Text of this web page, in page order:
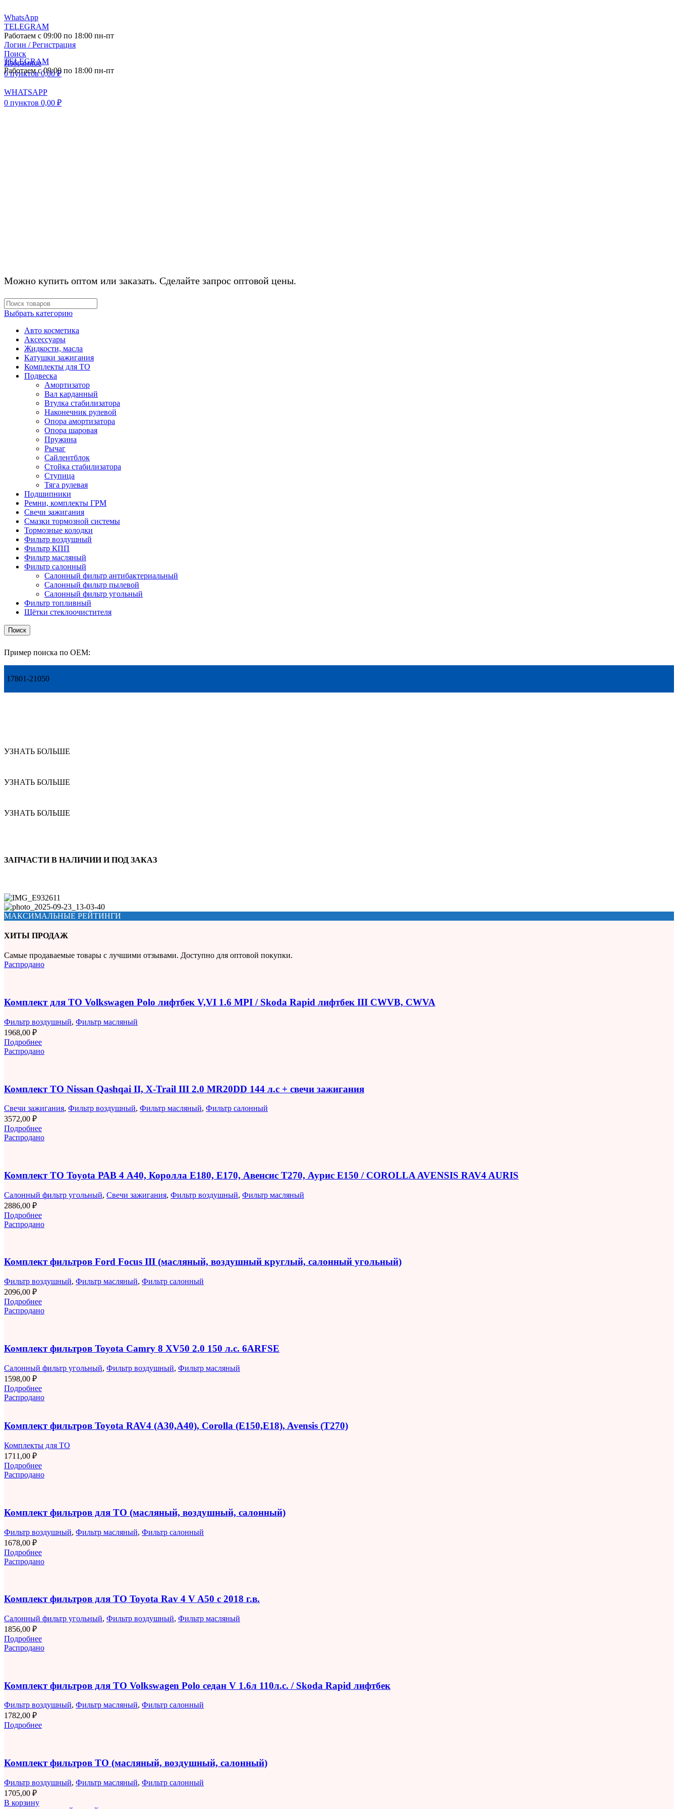
WhatsApp
TELEGRAM
Работаем с 09:00 по 18:00 пн-пт
Логин / Регистрация
Поиск
Избранное
0пунктов 0,00₽
WHATSAPP
0 пунктов 0,00 ₽
TELEGRAM
Работаем с 09:00 по 18:00 пн-пт
Можно купить оптом или заказать. Сделайте запрос оптовой цены.
Выбрать категорию
Авто косметика
Аксессуары
Жидкости, масла
Катушки зажигания
Комплекты для ТО
Подвеска
Амортизатор
Вал карданный
Втулка стабилизатора
Наконечник рулевой
Опора амортизатора
Опора шаровая
Пружина
Рычаг
Сайлентблок
Стойка стабилизатора
Ступица
Тяга рулевая
Подшипники
Ремни, комплекты ГРМ
Свечи зажигания
Смазки тормозной системы
Тормозные колодки
Фильтр воздушный
Фильтр КПП
Фильтр масляный
Фильтр салонный
Салонный фильтр антибактериальный
Салонный фильтр пылевой
Салонный фильтр угольный
Фильтр топливный
Щётки стеклоочистителя
Поиск
Пример поиска по OEM:
17801-21050
УЗНАТЬ БОЛЬШЕ
УЗНАТЬ БОЛЬШЕ
УЗНАТЬ БОЛЬШЕ
ЗАПЧАСТИ В НАЛИЧИИ И ПОД ЗАКАЗ
МАКСИМАЛЬНЫЕ РЕЙТИНГИ
ХИТЫ ПРОДАЖ
Самые продаваемые товары с лучшими отзывами. Доступно для оптовой покупки.
Распродано
Комплект для ТО Volkswagen Polo лифтбек V,VI 1.6 MPI / Skoda Rapid лифтбек III CWVB, CWVA
Фильтр воздушный, Фильтр масляный
1968,00 ₽
Подробнее
Распродано
Комплект ТО Nissan Qashqai II, X-Trail III 2.0 MR20DD 144 л.с + свечи зажигания
Свечи зажигания, Фильтр воздушный, Фильтр масляный, Фильтр салонный
3572,00 ₽
Подробнее
Распродано
Комплект ТО Toyota РАВ 4 A40, Королла E180, E170, Авенсис T270, Аурис E150 / COROLLA AVENSIS RAV4 AURIS
Салонный фильтр угольный, Свечи зажигания, Фильтр воздушный, Фильтр масляный
2886,00 ₽
Подробнее
Распродано
Комплект фильтров Ford Focus III (масляный, воздушный круглый, салонный угольный)
Фильтр воздушный, Фильтр масляный, Фильтр салонный
2096,00 ₽
Подробнее
Распродано
Комплект фильтров Toyota Camry 8 XV50 2.0 150 л.с. 6ARFSE
Салонный фильтр угольный, Фильтр воздушный, Фильтр масляный
1598,00 ₽
Подробнее
Распродано
Комплект фильтров Toyota RAV4 (A30,A40), Corolla (E150,E18), Avensis (T270)
Комплекты для ТО
1711,00 ₽
Подробнее
Распродано
Комплект фильтров для ТО (масляный, воздушный, салонный)
Фильтр воздушный, Фильтр масляный, Фильтр салонный
1678,00 ₽
Подробнее
Распродано
Комплект фильтров для ТО Toyota Rav 4 V A50 с 2018 г.в.
Салонный фильтр угольный, Фильтр воздушный, Фильтр масляный
1856,00 ₽
Подробнее
Распродано
Комплект фильтров для ТО Volkswagen Polo седан V 1.6л 110л.с. / Skoda Rapid лифтбек
Фильтр воздушный, Фильтр масляный, Фильтр салонный
1782,00 ₽
Подробнее
Комплект фильтров ТО (масляный, воздушный, салонный)
Фильтр воздушный, Фильтр масляный, Фильтр салонный
1705,00 ₽
В корзину